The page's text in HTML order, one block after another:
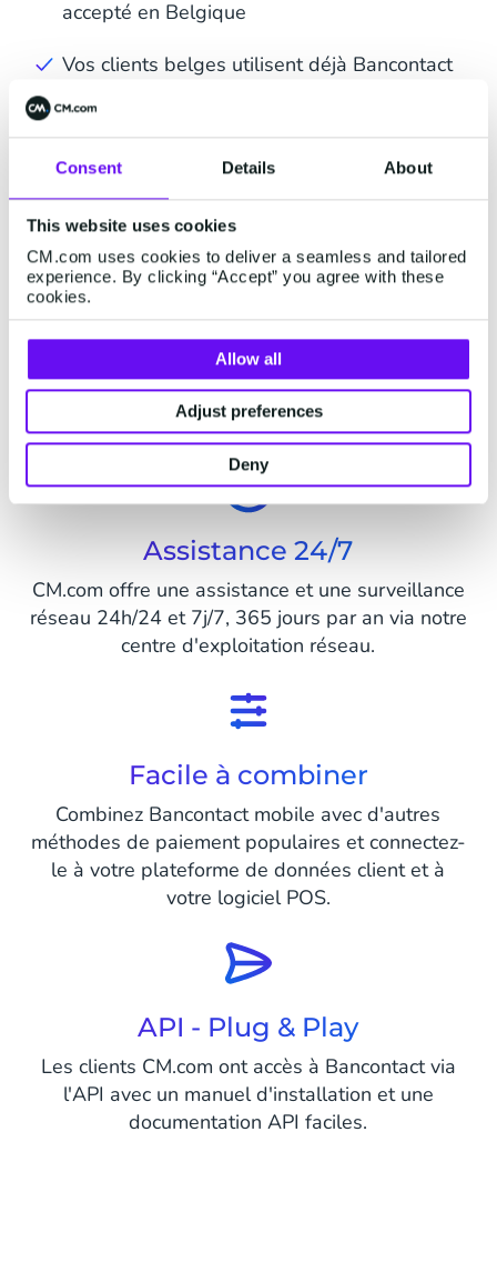
Consent Details About
This website uses cookies
CM.com uses cookies to deliver a seamless and tailored
experience. By clicking “Accept” you agree with these
cookies.
Allow all
Adjust preferences
Deny
accepté en Belgique
Vos clients belges utilisent déjà Bancontact
Bancontact est un moyen de paiement
efficace et sûr
Payez avec Bancontact
mobile
Assistance 24/7
CM.com offre une assistance et une surveillance
réseau 24h/24 et 7j/7, 365 jours par an via notre
centre d'exploitation réseau.
Facile à combiner
Combinez Bancontact mobile avec d'autres
méthodes de paiement populaires et connectez-
le à votre plateforme de données client et à
votre logiciel POS.
API - Plug & Play
Les clients CM.com ont accès à Bancontact via
l'API avec un manuel d'installation et une
documentation API faciles.